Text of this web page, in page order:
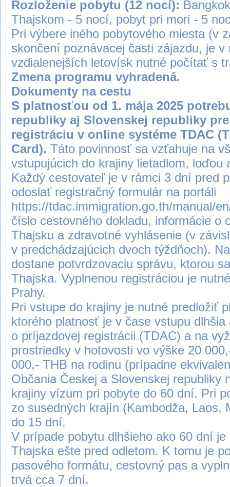
Rozloženie pobytu (12 nocí):
Thajskom - 5 nocí, pobyt pri mori - 5
Pri výbere iného pobytového miesta (v
skončení poznávacej časti zájazdu, je v
vzdialenejších letovísk nutné počítať s
Zmena programu vyhradená.
Dokumenty na cestu
S platnosťou od 1. mája 2025
republiky aj Slovenskej republiky
registráciu v online systéme TDAC
Card). Táto povinnosť sa vzťahuje na
vstupujúcich do krajiny lietadlom, loďou
Každý cestovateľ je v rámci 3 dní pred
odoslať registračný formulár na portáli
https://tdac.immigration.go.th/manual/
číslo cestovného dokladu, informácie o
Thajsku a zdravotné vyhlásenie (v
v predchádzajúcich dvoch týždňoch).
dostane potvrdzovaciu správu, ktorou
Thajska. Vyplnenou registráciou je
Prahy.
Pri vstupe do krajiny je nutné predložiť
ktorého platnosť je v čase vstupu
o príjazdovej registrácii (TDAC) a na
prostriedky v hotovosti vo výške 20
000,- THB na rodinu (prípadne
Občania Českej a Slovenskej republiky
krajiny vízum pri pobyte do 60 dní. Pri
zo susedných krajín (Kambodža, Laos,
do 15 dní.
V prípade pobytu dlhšieho ako 60 dní
Thajska ešte pred odletom. K tomu je
pasového formátu, cestovný pas a
trvá cca 7 dní.